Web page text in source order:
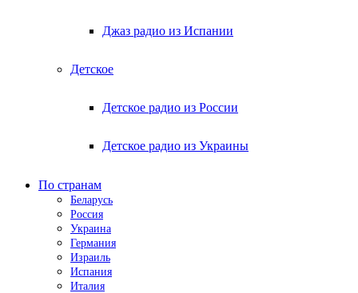
Джаз радио из Испании
Детское
Детское радио из России
Детское радио из Украины
По странам
Беларусь
Россия
Украина
Германия
Израиль
Испания
Италия